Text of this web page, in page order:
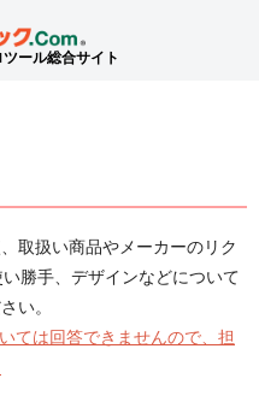
ール総合サイト
取扱い商品やメーカーのリク
勝手、デザインなどについて
い。
ては回答できませんので、担